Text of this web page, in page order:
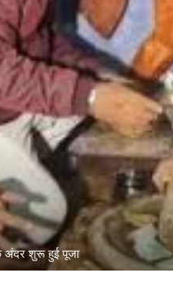
अंदर शुरू हुई पूजा